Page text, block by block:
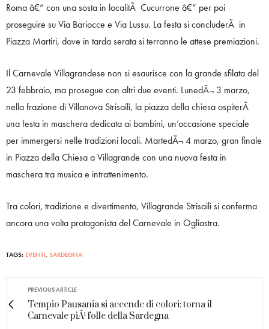
Roma â€“ con una sosta in localitÃ Cucurrone â€“ per poi
proseguire su Via Bariocce e Via Lussu. La festa si concluderÃ in
Piazza Martiri, dove in tarda serata si terranno le attese premiazioni.
Il Carnevale Villagrandese non si esaurisce con la grande sfilata del
23 febbraio, ma prosegue con altri due eventi. LunedÃ¬ 3 marzo,
nella frazione di Villanova Strisaili, la piazza della chiesa ospiterÃ
una festa in maschera dedicata ai bambini, un’occasione speciale
per immergersi nelle tradizioni locali. MartedÃ¬ 4 marzo, gran finale
in Piazza della Chiesa a Villagrande con una nuova festa in
maschera tra musica e intrattenimento.
Tra colori, tradizione e divertimento, Villagrande Strisaili si conferma
ancora una volta protagonista del Carnevale in Ogliastra.
TAGS: EVENTI SARDEGNA
PREVIOUS ARTICLE
Tempio Pausania si accende di colori: torna il
Carnevale piÃ¹ folle della Sardegna